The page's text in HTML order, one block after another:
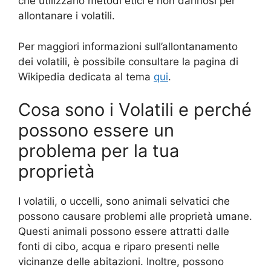
allontanare i volatili.
Per maggiori informazioni sull’allontanamento
dei volatili, è possibile consultare la pagina di
Wikipedia dedicata al tema qui.
Cosa sono i Volatili e perché
possono essere un
problema per la tua
proprietà
I volatili, o uccelli, sono animali selvatici che
possono causare problemi alle proprietà umane.
Questi animali possono essere attratti dalle
fonti di cibo, acqua e riparo presenti nelle
vicinanze delle abitazioni. Inoltre, possono